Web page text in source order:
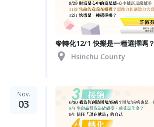
🦚轉化12/1 快樂是一種選擇嗎？
Hsinchu County
Nov.
03